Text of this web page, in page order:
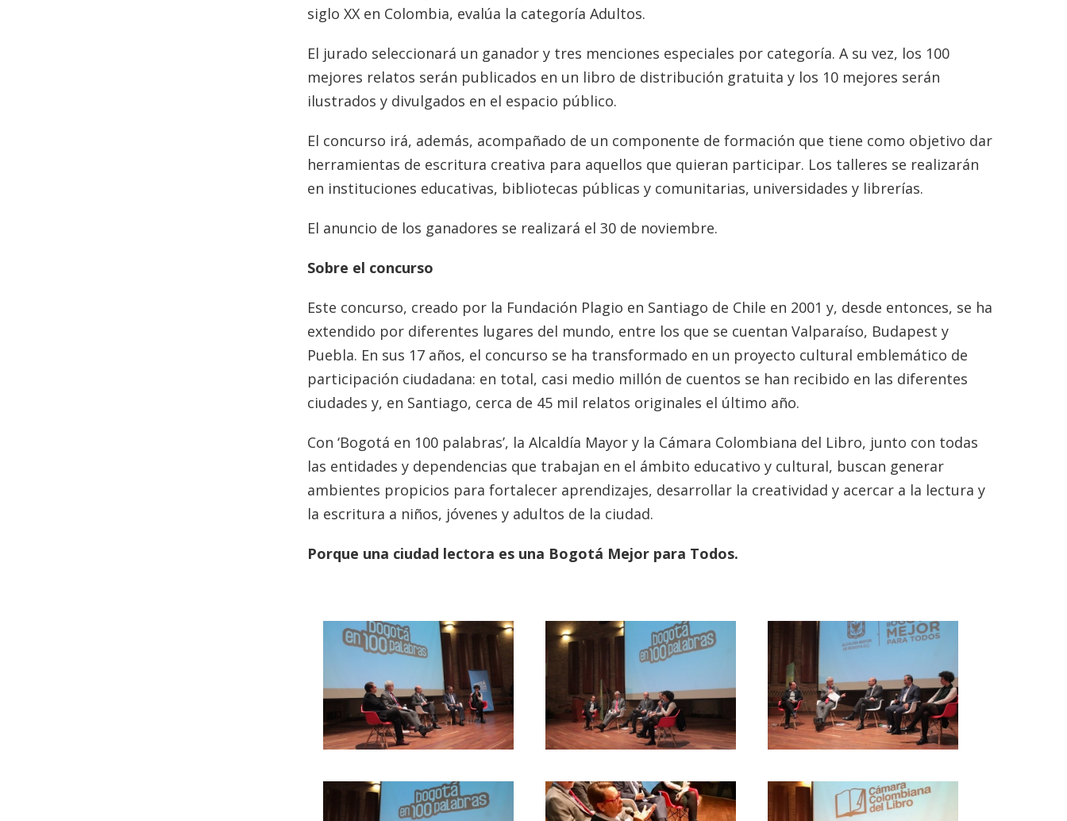
siglo XX en Colombia, evalúa la categoría Adultos.
El jurado seleccionará un ganador y tres menciones especiales por categoría. A su vez, los 100
mejores relatos serán publicados en un libro de distribución gratuita y los 10 mejores serán
ilustrados y divulgados en el espacio público.
El concurso irá, además, acompañado de un componente de formación que tiene como objetivo dar
herramientas de escritura creativa para aquellos que quieran participar. Los talleres se realizarán
en instituciones educativas, bibliotecas públicas y comunitarias, universidades y librerías.
El anuncio de los ganadores se realizará el 30 de noviembre.
Sobre el concurso
Este concurso, creado por la Fundación Plagio en Santiago de Chile en 2001 y, desde entonces, se ha
extendido por diferentes lugares del mundo, entre los que se cuentan Valparaíso, Budapest y
Puebla. En sus 17 años, el concurso se ha transformado en un proyecto cultural emblemático de
participación ciudadana: en total, casi medio millón de cuentos se han recibido en las diferentes
ciudades y, en Santiago, cerca de 45 mil relatos originales el último año.
Con ‘Bogotá en 100 palabras’, la Alcaldía Mayor y la Cámara Colombiana del Libro, junto con todas
las entidades y dependencias que trabajan en el ámbito educativo y cultural, buscan generar
ambientes propicios para fortalecer aprendizajes, desarrollar la creatividad y acercar a la lectura y
la escritura a niños, jóvenes y adultos de la ciudad.
Porque una ciudad lectora es una Bogotá Mejor para Todos.